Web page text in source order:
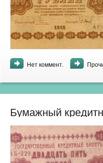
Нет коммент.
Бумажный